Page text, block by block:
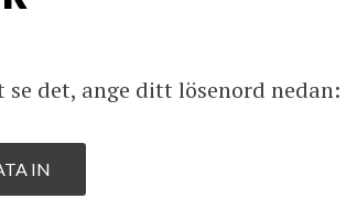
det, ange ditt lösenord nedan: